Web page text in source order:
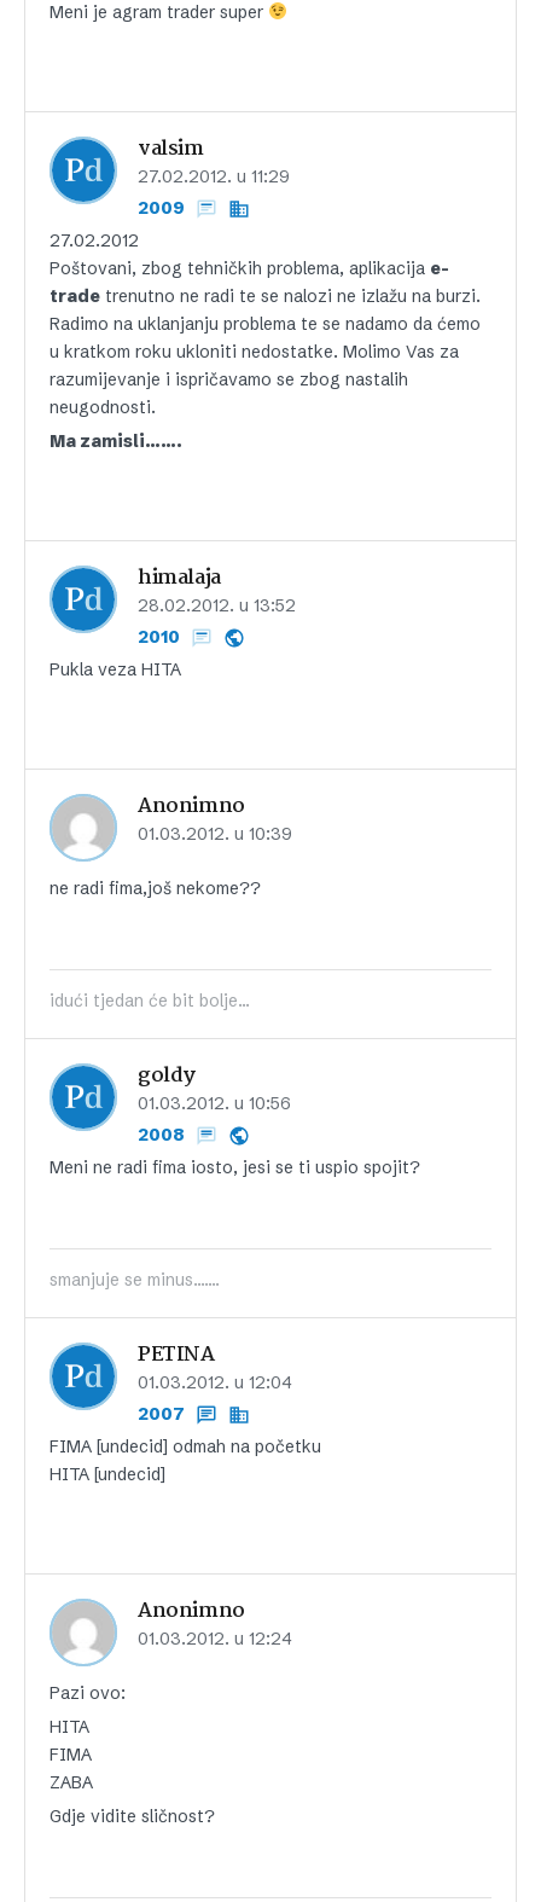
Meni je agram trader super
valsim
27.02.2012. u 11:29
2009
27.02.2012
Poštovani, zbog tehničkih problema, aplikacija e-
trade trenutno ne radi te se nalozi ne izlažu na burzi.
Radimo na uklanjanju problema te se nadamo da ćemo
u kratkom roku ukloniti nedostatke. Molimo Vas za
razumijevanje i ispričavamo se zbog nastalih
neugodnosti.
Ma zamisli…….
himalaja
28.02.2012. u 13:52
2010
Pukla veza HITA
Anonimno
01.03.2012. u 10:39
ne radi fima,još nekome??
idući tjedan će bit bolje...
goldy
01.03.2012. u 10:56
2008
Meni ne radi fima iosto, jesi se ti uspio spojit?
smanjuje se minus.......
PETINA
01.03.2012. u 12:04
2007
FIMA [undecid] odmah na početku
HITA [undecid]
Anonimno
01.03.2012. u 12:24
Pazi ovo:
HITA
FIMA
ZABA
Gdje vidite sličnost?